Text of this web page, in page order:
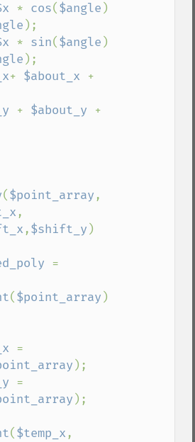
* cos($angle )
);
* sin($angle )
);
+ $about_x
+ $about_y
($point_array
,$shift_y )
=
($point_array )
);
);
($temp_x